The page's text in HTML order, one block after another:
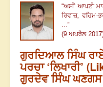
“ਅਸੀਂ ਆਪਣੀ
ਰਿਵਾਜ਼,ਵਹਿਮ-
...”
(9 ਅਪਰੈਲ
ਗੁਰਦਿਆਲ ਸਿੰਘ
ਪਰਚਾ ‘ਲਿਖਾਰੀ’
ਗੁਰਦੇਵ ਸਿੰਘ ਘਣਗਸ